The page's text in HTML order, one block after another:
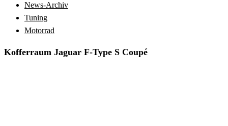
News-Archiv
Tuning
Motorrad
Kofferraum Jaguar F-Type S Coupé